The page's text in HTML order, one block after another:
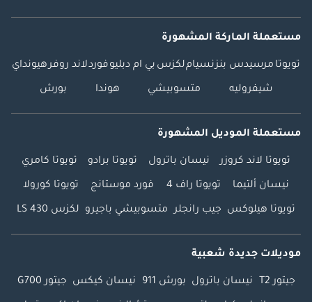
مستعملة الماركة المشهورة
تويوتا مرسيدس بنزنسياملكزس بي ام دبليوفوردلاند روفرهيونداي
شيفروليه متسوبيشي هوندا بورش
مستعملة الموديل المشهورة
تويوتا لاند كروزر نيسان باترول تويوتا برادو تويوتا كامري
نيسان ألتيما تويوتا راف 4 فورد موستانج تويوتا كورولا
تويوتا هيلوكس جيب رانجلر متسوبيشي باجيرو لكزس LS 430
موديلات جديدة شعبية
جيتور T2 نيسان باترول بورش 911 نيسان كيكس جيتور G700